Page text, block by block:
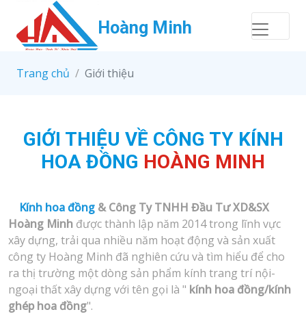
Hoàng Minh
Trang chủ Giới thiệu
GIỚI THIỆU VỀ CÔNG TY KÍNH
HOA ĐỒNG HOÀNG MINH
Kính hoa đồng &Công Ty TNHH Đầu Tư XD&SX
Hoàng Minh được thành lập năm 2014 trong lĩnh vực
xây dựng, trải qua nhiều năm hoạt động và sản xuất
công ty Hoàng Minh đã nghiên cứu và tìm hiểu để cho
ra thị trường một dòng sản phẩm kính trang trí nội-
ngoại thất xây dựng với tên gọi là " kính hoa đồng/kính
ghép hoa đồng".